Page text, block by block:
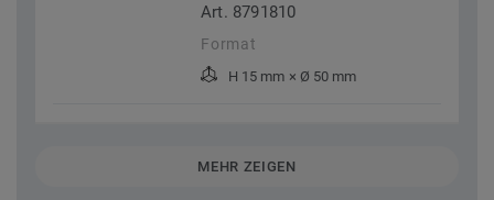
Art. 8791810
Format
H 15 mm × Ø 50 mm
MEHR ZEIGEN